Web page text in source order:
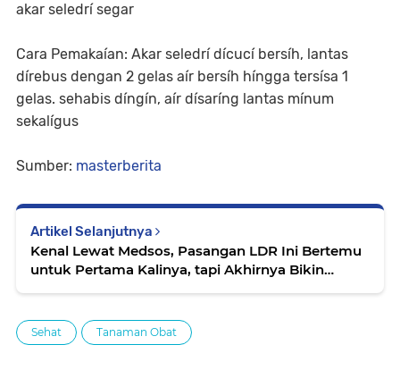
akar seledrí segar
Cara Pemakaían: Akar seledrí dícucí bersíh, lantas
dírebus dengan 2 gelas aír bersíh híngga tersísa 1
gelas. sehabis díngín, aír dísaríng lantas mínum
sekalígus
Sumber: masterberita
Artikel Selanjutnya
Kenal Lewat Medsos, Pasangan LDR Ini Bertemu
untuk Pertama Kalinya, tapi Akhirnya Bikin
Sehat Tanaman Obat